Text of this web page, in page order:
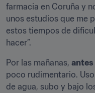
farmacia en Coruña y
unos estudios que me
estos tiempos de
hacer”.
Por las mañanas, antes
poco rudimentario.
de agua, subo y bajo